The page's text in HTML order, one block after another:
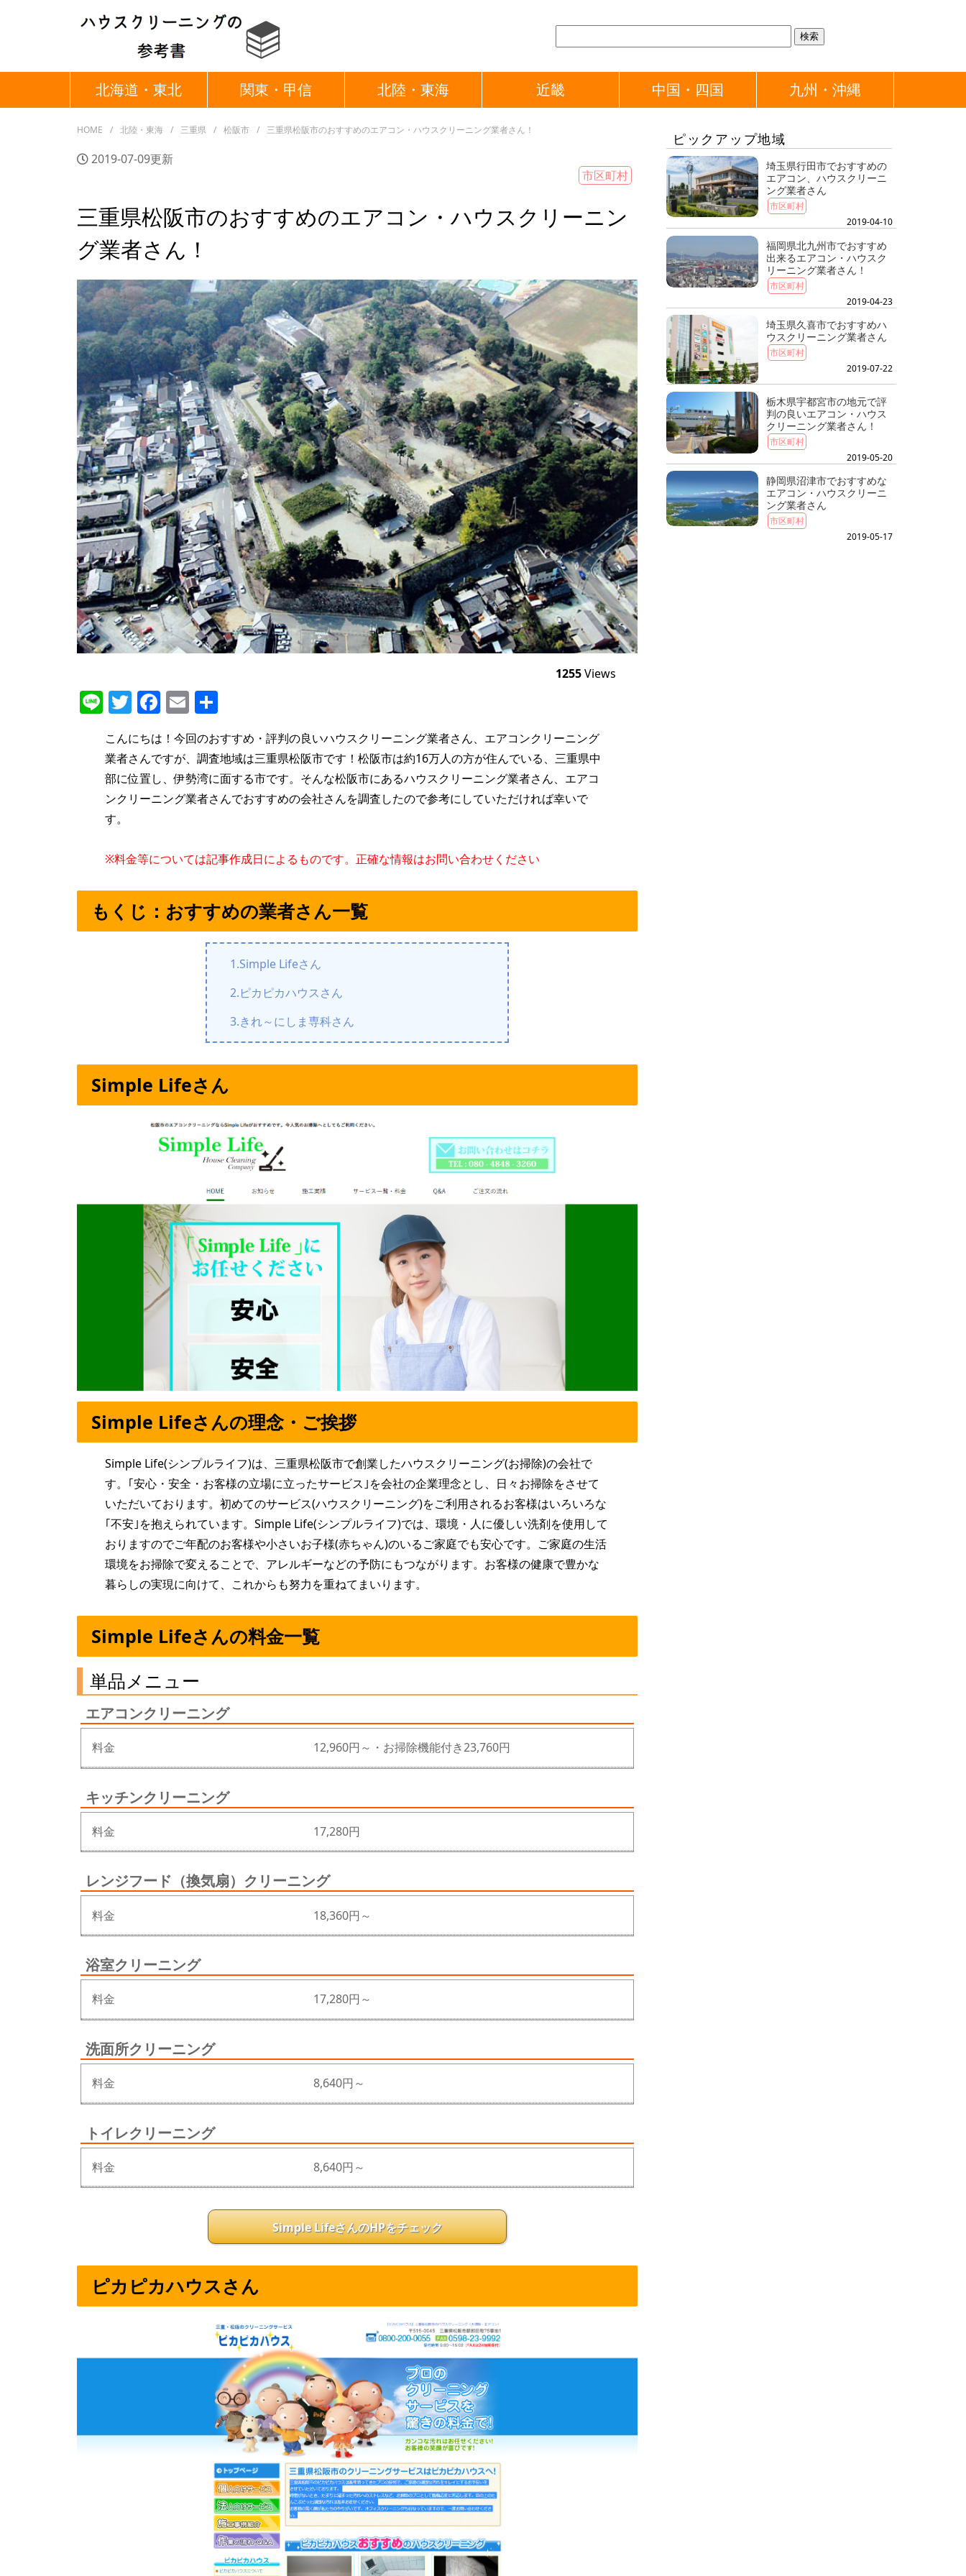
北海道・東北 関東・甲信 北陸・東海 近畿 中国・四国 九州・沖縄
HOME 北陸・東海 三重県 松阪市 三重県松阪市のおすすめのエアコン・ハウスクリーニング業者さん！
2019-07-09更新
市区町村
三重県松阪市のおすすめのエアコン・ハウスクリーニン
グ業者さん！
1255Views
LineTwitter
Facebook
Email
こんにちは！今回のおすすめ・評判の良いハウスクリーニング業者さん、エアコンクリーニング
業者さんですが、調査地域は三重県松阪市です！松阪市は約16万人の方が住んでいる、三重県中
部に位置し、伊勢湾に面する市です。そんな松阪市にあるハウスクリーニング業者さん、エアコ
ンクリーニング業者さんでおすすめの会社さんを調査したので参考にしていただければ幸いで
す。
※料金等については記事作成日によるものです。正確な情報はお問い合わせください
もくじ：おすすめの業者さん一覧
1.Simple Lifeさん
2.ピカピカハウスさん
3.きれ～にしま専科さん
Simple Lifeさん
Simple Lifeさんの理念・ご挨拶
Simple Life(シンプルライフ)は、三重県松阪市で創業したハウスクリーニング(お掃除)の会社で
す。｢安心・安全・お客様の立場に立ったサービス｣を会社の企業理念とし、日々お掃除をさせて
いただいております。初めてのサービス(ハウスクリーニング)をご利用されるお客様はいろいろな
｢不安｣を抱えられています。Simple Life(シンプルライフ)では、環境・人に優しい洗剤を使用して
おりますのでご年配のお客様や小さいお子様(赤ちゃん)のいるご家庭でも安心です。ご家庭の生活
環境をお掃除で変えることで、アレルギーなどの予防にもつながります。お客様の健康で豊かな
暮らしの実現に向けて、これからも努力を重ねてまいります。
Simple Lifeさんの料金一覧
単品メニュー
エアコンクリーニング
料金 12,960円～・お掃除機能付き23,760円
キッチンクリーニング
料金 17,280円
レンジフード（換気扇）クリーニング
料金 18,360円～
浴室クリーニング
料金 17,280円～
洗面所クリーニング
料金 8,640円～
トイレクリーニング
料金 8,640円～
Simple LifeさんのHPをチェック
ピカピカハウスさん
ピックアップ地域
埼玉県行田市でおすすめの
エアコン、ハウスクリーニ
ング業者さん
市区町村
2019-04-10
福岡県北九州市でおすすめ
出来るエアコン・ハウスク
リーニング業者さん！
市区町村
2019-04-23
埼玉県久喜市でおすすめハ
ウスクリーニング業者さん
市区町村
2019-07-22
栃木県宇都宮市の地元で評
判の良いエアコン・ハウス
クリーニング業者さん！
市区町村
2019-05-20
静岡県沼津市でおすすめな
エアコン・ハウスクリーニ
ング業者さん
市区町村
2019-05-17